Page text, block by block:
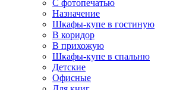
С фотопечатью
Назначение
Шкафы-купе в гостиную
В коридор
В прихожую
Шкафы-купе в спальню
Детские
Офисные